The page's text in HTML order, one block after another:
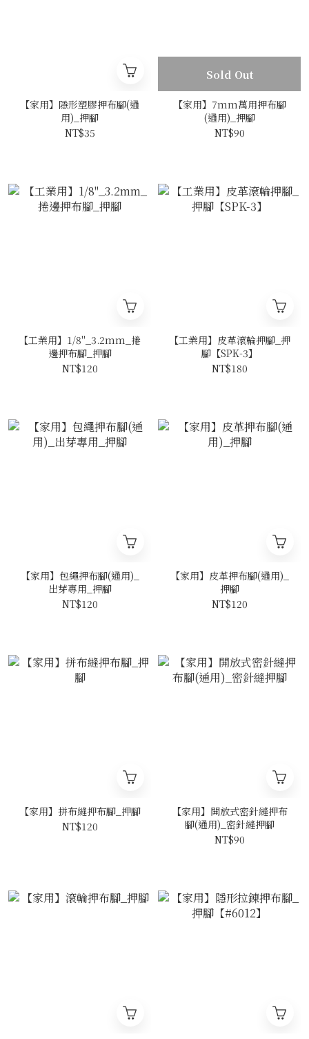
【家用】隱形塑膠押布腳(通
用)_押腳
NT$35
Sold Out
【家用】7mm萬用押布腳
(通用)_押腳
NT$90
【工業用】1/8"_3.2mm_捲
邊押布腳_押腳
NT$120
【工業用】皮革滾輪押腳_押
腳【SPK-3】
NT$180
【家用】包繩押布腳(通用)_
出芽專用_押腳
NT$120
【家用】皮革押布腳(通用)_
押腳
NT$120
【家用】拼布縫押布腳_押腳
NT$120
【家用】開放式密針縫押布
腳(通用)_密針縫押腳
NT$90